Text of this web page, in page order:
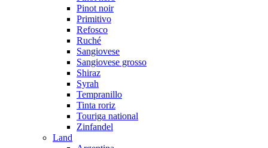
Pinot noir
Primitivo
Refosco
Ruché
Sangiovese
Sangiovese grosso
Shiraz
Syrah
Tempranillo
Tinta roriz
Touriga national
Zinfandel
Land